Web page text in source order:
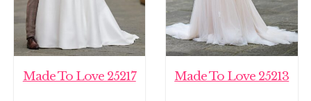
Made To Love 25217 Made To Love 25213